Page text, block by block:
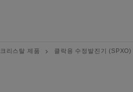
크리스탈 제품 클락용 수정발진기 (SPXO)